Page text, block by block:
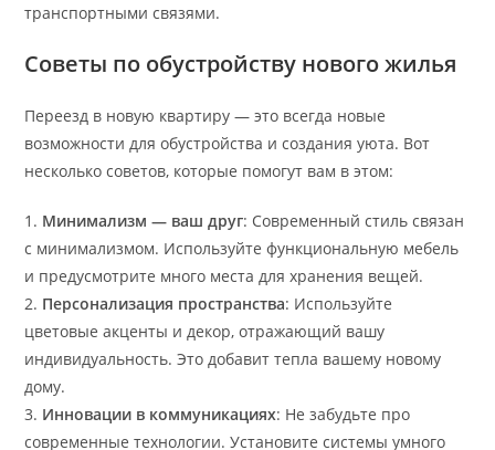
транспортными связями.
Советы по обустройству нового жилья
Переезд в новую квартиру — это всегда новые
возможности для обустройства и создания уюта. Вот
несколько советов, которые помогут вам в этом:
1. Минимализм — ваш друг: Современный стиль связан
с минимализмом. Используйте функциональную мебель
и предусмотрите много места для хранения вещей.
2. Персонализация пространства: Используйте
цветовые акценты и декор, отражающий вашу
индивидуальность. Это добавит тепла вашему новому
дому.
3. Инновации в коммуникациях: Не забудьте про
современные технологии. Установите системы умного